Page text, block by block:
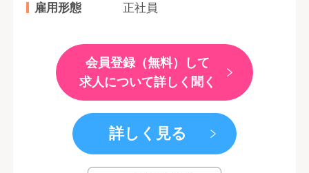
雇用形態
正社員
会員登録（無料）して
求人について詳しく聞く
詳しく見る